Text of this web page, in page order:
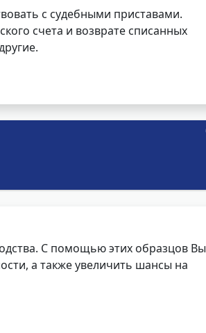
с судебными приставами.
счета и возврате списанных
С помощью этих образцов Вы
а также увеличить шансы на